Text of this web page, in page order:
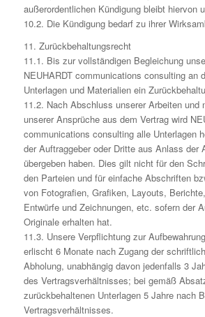
außerordentlichen Kündigung bleibt hiervon
10.2. Die Kündigung bedarf zu ihrer
11. Zurückbehaltungsrecht
11.1. Bis zur vollständigen Begleichung
NEUHARDT communications consulting an
Unterlagen und Materialien ein
11.2. Nach Abschluss unserer Arbeiten und
unserer Ansprüche aus dem Vertrag wird
communications consulting alle Unterlagen
der Auftraggeber oder Dritte aus Anlass der
übergeben haben. Dies gilt nicht für den
den Parteien und für einfache Abschriften
von Fotografien, Grafiken, Layouts,
Entwürfe und Zeichnungen, etc. sofern der
Originale erhalten hat.
11.3. Unsere Verpflichtung zur
erlischt 6 Monate nach Zugang der
Abholung, unabhängig davon jedenfalls 3
des Vertragsverhältnisses; bei gemäß
zurückbehaltenen Unterlagen 5 Jahre nach
Vertragsverhältnisses.